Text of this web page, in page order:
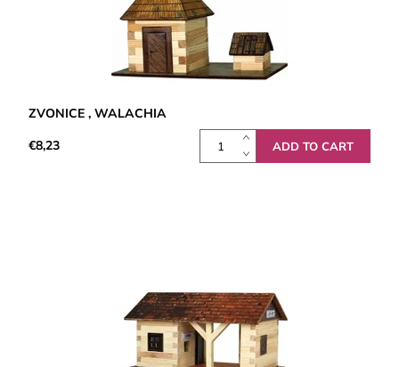
ZVONICE , WALACHIA
€8,23